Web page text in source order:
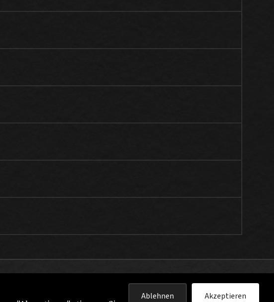
Ablehnen Akzeptieren